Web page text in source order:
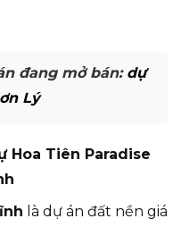
đang mở bán: dự
Lý
Hoa Tiên Paradise
là dự án đất nền giá